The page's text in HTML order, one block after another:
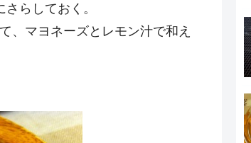
らしておく。
、マヨネーズとレモン汁で和え